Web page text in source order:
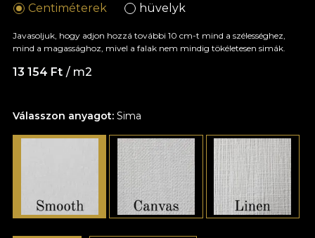
Válasszon anyagot: Sima
Centiméterek hüvelyk
Javasoljuk, hogy adjon hozzá további 10 cm-t mind a szélességhez,
mind a magassághoz, mivel a falak nem mindig tökéletesen simák.
13 154 Ft / m2